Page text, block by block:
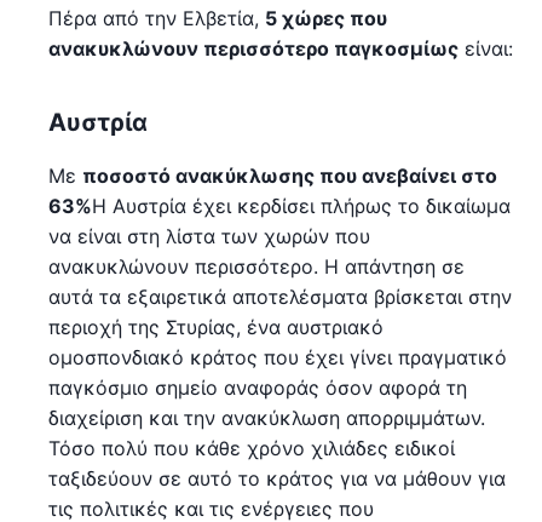
Πέρα από την Ελβετία, 5 χώρες που
ανακυκλώνουν περισσότερο παγκοσμίως είναι:
Αυστρία
Με ποσοστό ανακύκλωσης που ανεβαίνει στο
63%Η Αυστρία έχει κερδίσει πλήρως το δικαίωμα
να είναι στη λίστα των χωρών που
ανακυκλώνουν περισσότερο. Η απάντηση σε
αυτά τα εξαιρετικά αποτελέσματα βρίσκεται στην
περιοχή της Στυρίας, ένα αυστριακό
ομοσπονδιακό κράτος που έχει γίνει πραγματικό
παγκόσμιο σημείο αναφοράς όσον αφορά τη
διαχείριση και την ανακύκλωση απορριμμάτων.
Τόσο πολύ που κάθε χρόνο χιλιάδες ειδικοί
ταξιδεύουν σε αυτό το κράτος για να μάθουν για
τις πολιτικές και τις ενέργειες που